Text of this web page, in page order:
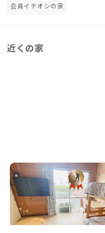
会員イチオシの家
近くの家
石垣B邸
沖縄県 戸建て
【ターミナル近く】島めぐり
い、ワーケーションにおすす
この家からの距離 20km